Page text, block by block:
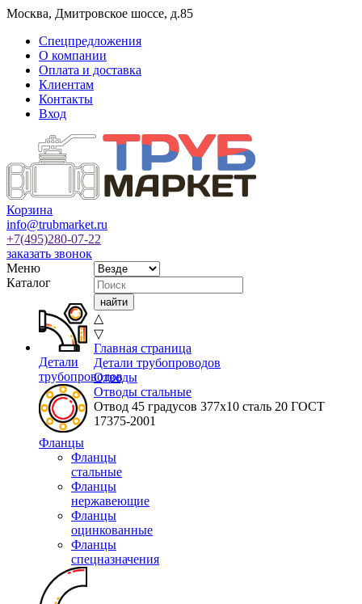
Москва, Дмитровское шоссе, д.85
Спецпредложения
О компании
Оплата и доставка
Клиентам
Контакты
Вход
Корзина
info@trubmarket.ru
+7(495)280-07-22
заказать звонок
Меню
Каталог
Детали
трубопроводов
Фланцы
Фланцы
стальные
Фланцы
нержавеющие
Фланцы
оцинкованные
Фланцы
спецназначения
△
▽
Главная страница
Детали трубопроводов
Отводы
Отводы стальные
Отвод 45 градусов 377х10 сталь 20 ГОСТ
17375-2001